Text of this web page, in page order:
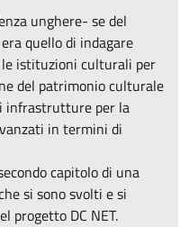
unghere- se del
quello di indagare
istituzioni culturali per
del patrimonio culturale
infrastrutture per la
in termini di
capitolo di una
si sono svolti e si
progetto DC NET.